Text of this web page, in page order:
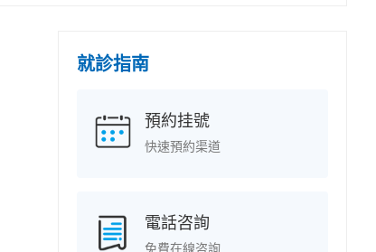
就診指南
預約挂號
快速預約渠道
電話咨詢